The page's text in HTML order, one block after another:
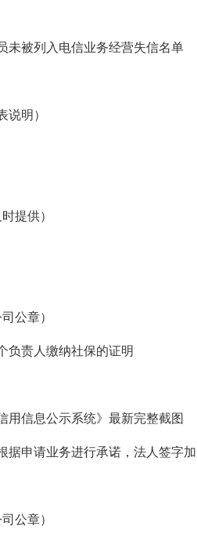
未被列入电信业务经营失信名单
说明 ）
提供）
公章）
负责人缴纳社保的证明
用信息公示系统》最新完整截图
据申请业务进行承诺，法人签字
公章）